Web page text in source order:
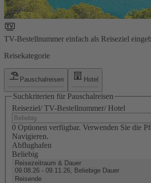
TV-Bestellnummer einfach als Reiseziel
Reisekategorie
Pauschalreisen Hotel
Suchkriterien für Pauschalreisen
Reiseziel/ TV-Bestellnummer/ Hotel
0 Optionen verfügbar. Verwenden Sie die
Navigieren.
Abflughafen
Beliebig
Reisezeitraum & Dauer
09.08.26 - 09.11.26, Beliebige Dauer
Reisende